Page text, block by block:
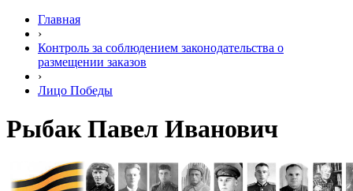
Главная
›
Контроль за соблюдением законодательства о
размещении заказов
›
Лицо Победы
Рыбак Павел Иванович